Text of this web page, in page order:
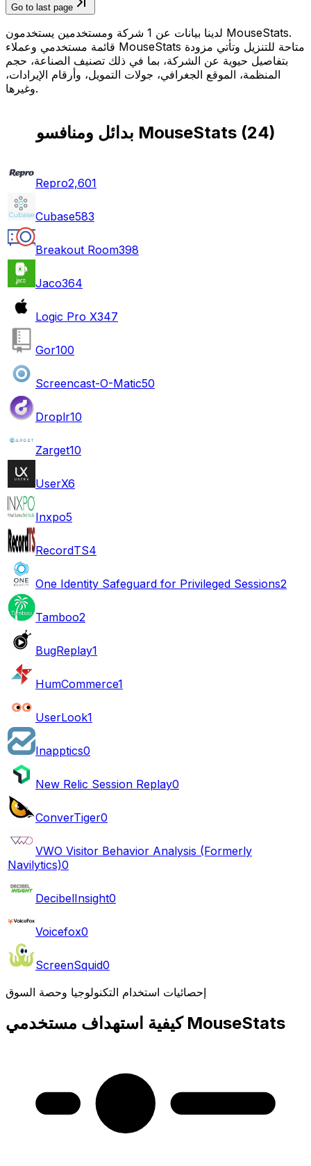
Go to last page
لدينا بيانات عن 1 شركة ومستخدمين يستخدمون MouseStats.
قائمة مستخدمي وعملاء MouseStats متاحة للتنزيل وتأتي مزودة
بتفاصيل حيوية عن الشركة، بما في ذلك تصنيف الصناعة، حجم
المنظمة، الموقع الجغرافي، جولات التمويل، وأرقام الإيرادات،
وغيرها.
بدائل ومنافسو MouseStats(24)
Repro2,601
Cubase583
Breakout Room398
Jaco364
Logic Pro X347
Gor100
Screencast-O-Matic50
Droplr10
Zarget10
UserX6
Inxpo5
RecordTS4
One Identity Safeguard for Privileged Sessions2
Tamboo2
BugReplay1
HumCommerce1
UserLook1
Inapptics0
New Relic Session Replay0
ConverTiger0
VWO Visitor Behavior Analysis (Formerly
Navilytics)0
DecibelInsight0
Voicefox0
ScreenSquid0
إحصائيات استخدام التكنولوجيا وحصة السوق
كيفية استهداف مستخدمي MouseStats